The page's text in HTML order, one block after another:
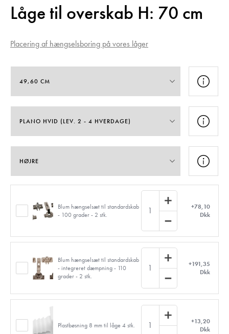
Låge til overskab H: 70 cm
Placering af hængselsboring på vores låger
Blum hængselsæt til standardskab
- 100 grader - 2 stk.
1
+78,10
Dkk
Blum hængselsæt til standardskab
- integreret dæmpning - 110
grader - 2 stk.
1
+191,35
Dkk
Plastbøsning 8 mm til låge 4 stk. 1
+13,20
Dkk